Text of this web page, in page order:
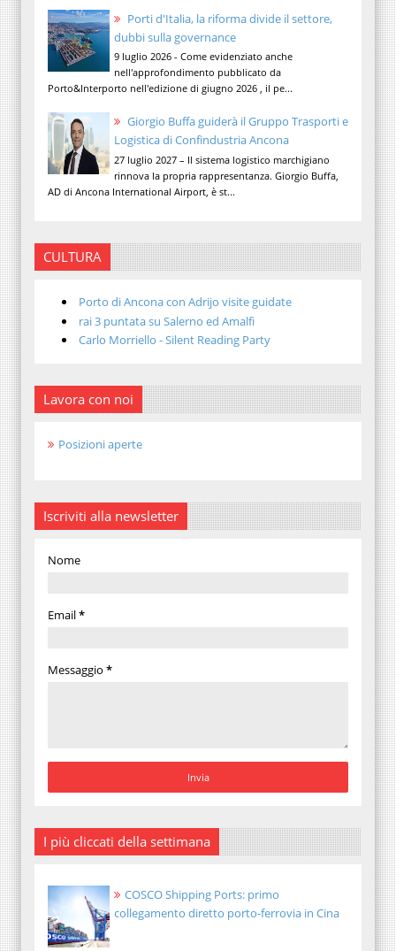
Porti d'Italia, la riforma divide il settore,
dubbi sulla governance
9 luglio 2026 - Come evidenziato anche
nell'approfondimento pubblicato da
Porto&Interporto nell'edizione di giugno 2026 , il pe...
Giorgio Buffa guiderà il Gruppo Trasporti e
Logistica di Confindustria Ancona
27 luglio 2027 – Il sistema logistico marchigiano
rinnova la propria rappresentanza. Giorgio Buffa,
AD di Ancona International Airport, è st...
CULTURA
Porto di Ancona con Adrijo visite guidate
rai 3 puntata su Salerno ed Amalfi
Carlo Morriello - Silent Reading Party
Lavora con noi
Posizioni aperte
Iscriviti alla newsletter
Nome
Email*
Messaggio *
I più cliccati della settimana
COSCO Shipping Ports: primo
collegamento diretto porto-ferrovia in Cina